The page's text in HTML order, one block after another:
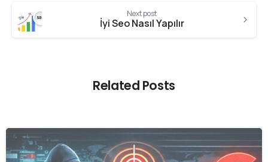
Next post
İyi Seo Nasıl Yapılır
Related Posts
0